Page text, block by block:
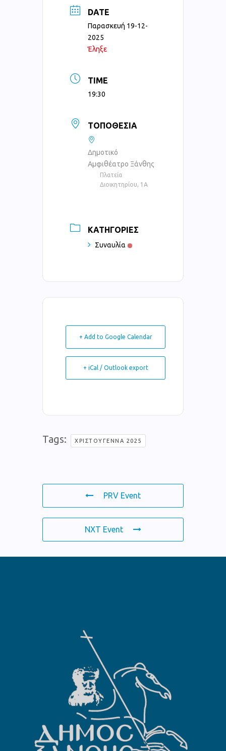
DATE
Παρασκευή 19-12-
2025
Έληξε
TIME
19:30
ΤΟΠΟΘΕΣΊΑ
Δημοτικό
Αμφιθέατρο Ξάνθης
Πλατεία
Διοικητηρίου, 1Α
ΚΑΤΗΓΟΡΊΕΣ
Συναυλία
+ Add to Google Calendar
+ iCal / Outlook export
Tags: ΧΡΙΣΤΟΎΓΕΝΝΑ 2025
PRV Event
NXT Event